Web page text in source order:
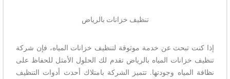
تنظيف خزانات بالرياض
إذا كنت تبحث عن خدمة موثوقة لتنظيف خزانات المياه، فإن شركة
تنظيف خزانات المياه بالرياض تقدم لك الحلول الأمثل للحفاظ على
نظافة المياه وجودتها. تتميز الشركة بامتلاك أحدث أدوات التنظيف